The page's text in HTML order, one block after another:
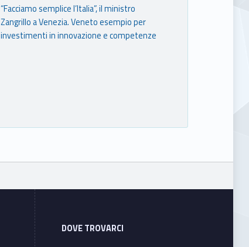
“Facciamo semplice l’Italia”, il ministro
Zangrillo a Venezia. Veneto esempio per
investimenti in innovazione e competenze
DOVE TROVARCI